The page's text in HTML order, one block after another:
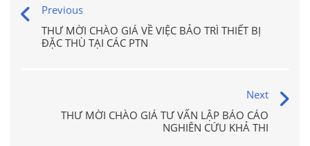
Previous
THƯ MỜI CHÀO GIÁ VỀ VIỆC BẢO TRÌ THIẾT BỊ
ĐẶC THÙ TẠI CÁC PTN
Next
THƯ MỜI CHÀO GIÁ TƯ VẤN LẬP BÁO CÁO
NGHIÊN CỨU KHẢ THI